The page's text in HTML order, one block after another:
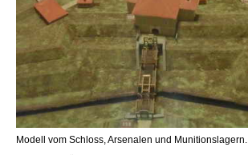
Modell vom Schloss, Arsenalen und Munitionslagern.